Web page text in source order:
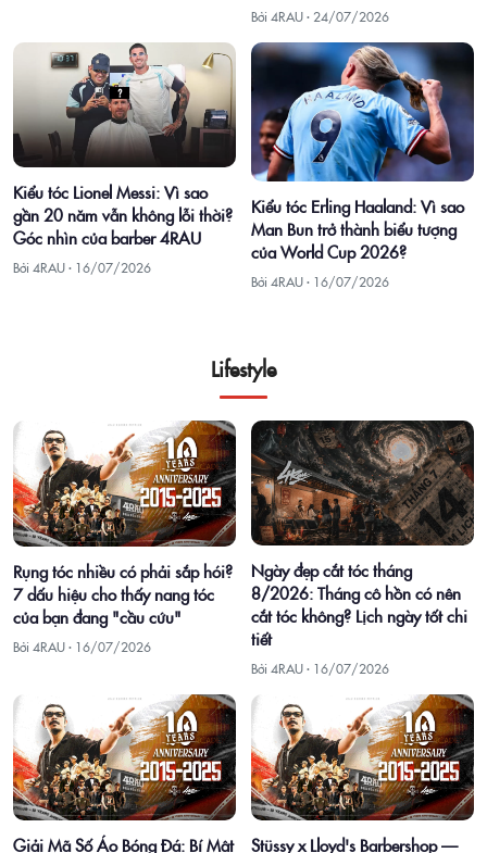
Bởi 4RAU · 24/07/2026
Kiểu tóc Lionel Messi: Vì sao
gần 20 năm vẫn không lỗi thời?
Góc nhìn của barber 4RAU
Bởi 4RAU · 16/07/2026
Kiểu tóc Erling Haaland: Vì sao
Man Bun trở thành biểu tượng
của World Cup 2026?
Bởi 4RAU · 16/07/2026
Lifestyle
Rụng tóc nhiều có phải sắp hói?
7 dấu hiệu cho thấy nang tóc
của bạn đang "cầu cứu"
Bởi 4RAU · 16/07/2026
Ngày đẹp cắt tóc tháng
8/2026: Tháng cô hồn có nên
cắt tóc không? Lịch ngày tốt chi
tiết
Bởi 4RAU · 16/07/2026
Giải Mã Số Áo Bóng Đá: Bí Mật Stüssy x Lloyd's Barbershop —